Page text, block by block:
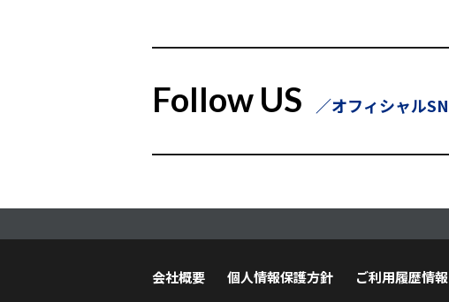
Follow US オフィシャル
会社概要 個人情報保護方針 ご利用履歴情